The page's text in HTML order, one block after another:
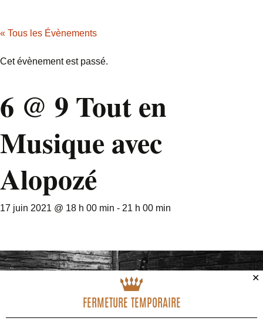
« Tous les Évènements
Cet évènement est passé.
6 @ 9 Tout en
Musique avec
Alopozé
17 juin 2021 @ 18 h 00 min - 21 h 00 min
✕
FERMETURE TEMPORAIRE